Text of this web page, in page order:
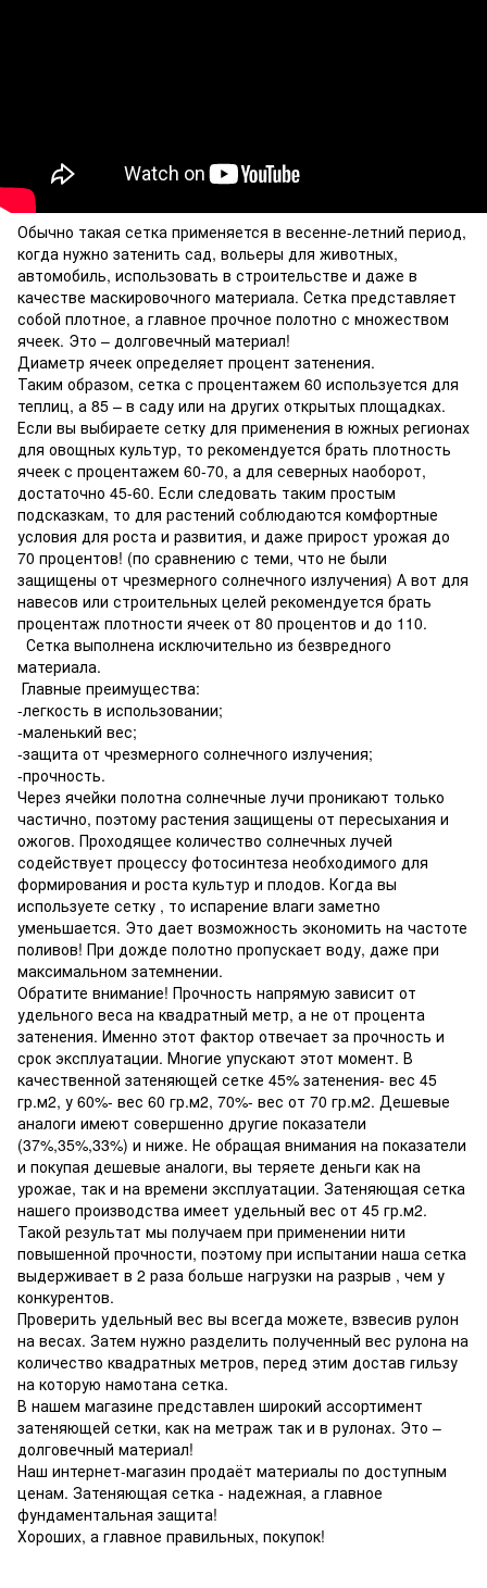
Обычно такая сетка применяется в весенне-летний период,
когда нужно затенить сад, вольеры для животных,
автомобиль, использовать в строительстве и даже в
качестве маскировочного материала. Сетка представляет
собой плотное, а главное прочное полотно с множеством
ячеек. Это – долговечный материал!
Диаметр ячеек определяет процент затенения.
Таким образом, сетка с процентажем 60 используется для
теплиц, а 85 – в саду или на других открытых площадках.
Если вы выбираете сетку для применения в южных регионах
для овощных культур, то рекомендуется брать плотность
ячеек с процентажем 60-70, а для северных наоборот,
достаточно 45-60. Если следовать таким простым
подсказкам, то для растений соблюдаются комфортные
условия для роста и развития, и даже прирост урожая до
70 процентов! (по сравнению с теми, что не были
защищены от чрезмерного солнечного излучения) А вот для
навесов или строительных целей рекомендуется брать
процентаж плотности ячеек от 80 процентов и до 110.
Сетка выполнена исключительно из безвредного
материала.
Главные преимущества:
-легкость в использовании;
-маленький вес;
-защита от чрезмерного солнечного излучения;
-прочность.
Через ячейки полотна солнечные лучи проникают только
частично, поэтому растения защищены от пересыхания и
ожогов. Проходящее количество солнечных лучей
содействует процессу фотосинтеза необходимого для
формирования и роста культур и плодов. Когда вы
используете сетку , то испарение влаги заметно
уменьшается. Это дает возможность экономить на частоте
поливов! При дожде полотно пропускает воду, даже при
максимальном затемнении.
Обратите внимание! Прочность напрямую зависит от
удельного веса на квадратный метр, а не от процента
затенения. Именно этот фактор отвечает за прочность и
срок эксплуатации. Многие упускают этот момент. В
качественной затеняющей сетке 45% затенения- вес 45
гр.м2, у 60%- вес 60 гр.м2, 70%- вес от 70 гр.м2. Дешевые
аналоги имеют совершенно другие показатели
(37%,35%,33%) и ниже. Не обращая внимания на показатели
и покупая дешевые аналоги, вы теряете деньги как на
урожае, так и на времени эксплуатации. Затеняющая сетка
нашего производства имеет удельный вес от 45 гр.м2.
Такой результат мы получаем при применении нити
повышенной прочности, поэтому при испытании наша сетка
выдерживает в 2 раза больше нагрузки на разрыв , чем у
конкурентов.
Проверить удельный вес вы всегда можете, взвесив рулон
на весах. Затем нужно разделить полученный вес рулона на
количество квадратных метров, перед этим достав гильзу
на которую намотана сетка.
В нашем магазине представлен широкий ассортимент
затеняющей сетки, как на метраж так и в рулонах. Это –
долговечный материал!
Наш интернет-магазин продаёт материалы по доступным
ценам. Затеняющая сетка - надежная, а главное
фундаментальная защита!
Хороших, а главное правильных, покупок!